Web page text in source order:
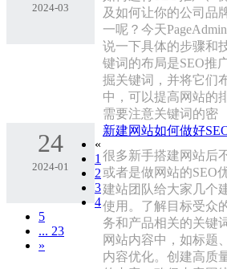
及如何让你的公司品
一呢？今天
说一下具体的步骤和
键词的布局是SEO推
掘关键词，并将它们
中，可以提高网站的
需要注意关键词的密
2024-03
新建网站如何做好
很多新手搭建网站后
或者是做网站的SEO
建站团队给大家几个
使用。了解目标受众
务和产品相关的关键
网站内容中，如标题
内容优化。创建高质
24
2024-01
«
1
2
3
4
5
... 23
»